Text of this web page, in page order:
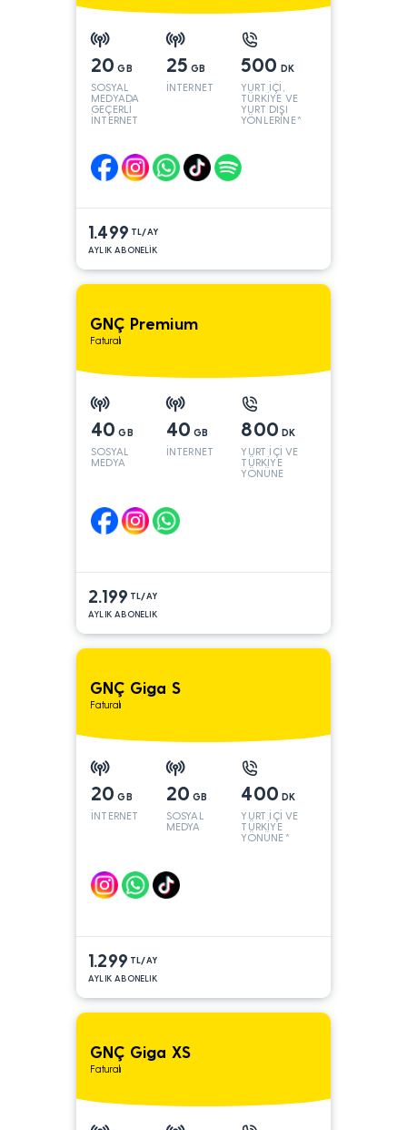
20 GB
SOSYAL
MEDYADA
GEÇERLİ
İNTERNET
25 GB
İNTERNET
500 DK
YURT İÇİ,
TÜRKİYE VE
YURT DIŞI
YÖNLERİNE*
1.499 TL/AY
AYLIK ABONELİK
GNÇ Premium
Faturalı
40 GB
SOSYAL
MEDYA
40 GB
İNTERNET
800 DK
YURT İÇİ VE
TÜRKİYE
YÖNÜNE
2.199 TL/AY
AYLIK ABONELIK
GNÇ Giga S
Faturalı
20 GB
İNTERNET
20 GB
SOSYAL
MEDYA
400 DK
YURT İÇİ VE
TÜRKİYE
YÖNÜNE*
1.299 TL/AY
AYLIK ABONELIK
GNÇ Giga XS
Faturalı